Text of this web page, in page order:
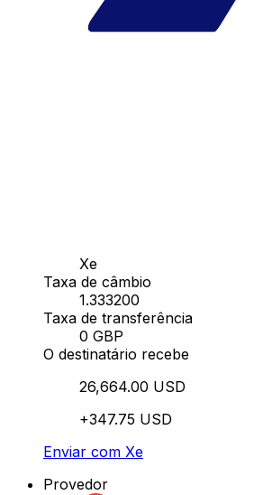
Xe
Taxa de câmbio
1.333200
Taxa de transferência
0 GBP
O destinatário recebe
26,664.00 USD
+347.75 USD
Enviar com Xe
Provedor